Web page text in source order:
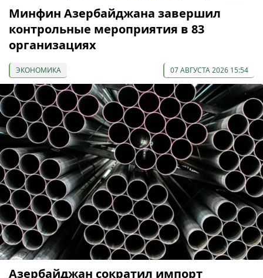
Минфин Азербайджана завершил
контрольные мероприятия в 83
организациях
ЭКОНОМИКА 07 АВГУСТА 2026 15:54
Азербайджан сократил импорт